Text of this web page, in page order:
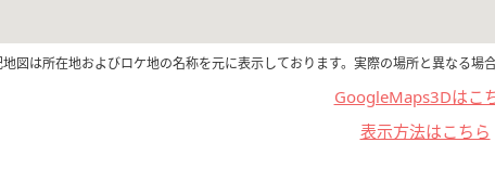
図は所在地およびロケ地の名称を元に表示しております。実際の場所と異なる場
GoogleMaps3Dはこ
表示方法はこちら